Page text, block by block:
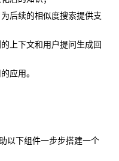
后续的相似度搜索提供支
上下文和用户提问生成回
应用。
以下组件一步步搭建一个